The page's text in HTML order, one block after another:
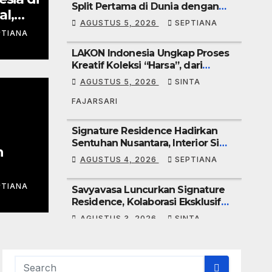
Split Pertama di Dunia dengan
Filter MERV 14 untuk Hadirkan
Udara Lebih Sehat di Rumah
AGUSTUS 5, 2026 SEPTIANA
LAKON Indonesia Ungkap Proses
Kreatif Koleksi “Harsa”, dari
Eksperimen Batik hingga
Wedding Gown
AGUSTUS 5, 2026 SINTA
FAJARSARI
Signature Residence Hadirkan
Sentuhan Nusantara, Interior Siap
Huni Savyavasa
AGUSTUS 4, 2026 SEPTIANA
Savyavasa Luncurkan Signature
Residence, Kolaborasi Eksklusif
dengan Desainer New York
AGUSTUS 3, 2026 SINTA